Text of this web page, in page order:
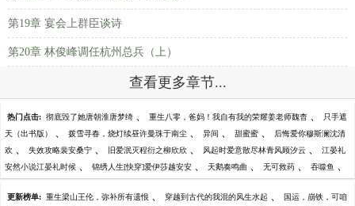
第19章 宴会上群臣谈诗
第20章 林俊峰调任杭州总兵（上）
查看更多章节...
热门点击: 彻底毁了她唐朝淮唐梦绮 、 重生八零，爸妈！我自有我的荣耀姜老师魏杳 、 只手遮
天（出书版） 、 拨雪寻春，烧灯续昼许曼珠于南尘 、 异间 、 甜蜜蜜 、 后悔爱你穆斯澜沈清
欢 、 失效攻略裴安桑宁 、 旧爱泯灭程衍之柳欣欣 、 风起时爱意散尽林青风顾汐云 、 江晏礼
安然小说江晏礼时候 、 锦绣人生[快穿]爱伊莎越安安 、 天鹅奏鸣曲 、 无可救药 、 吞噬鱼 、
更新榜单: 重生梁山王伦，弥补所有遗恨 、 穿越到古代的我混的风生水起 、 国运，崩铁，可咱